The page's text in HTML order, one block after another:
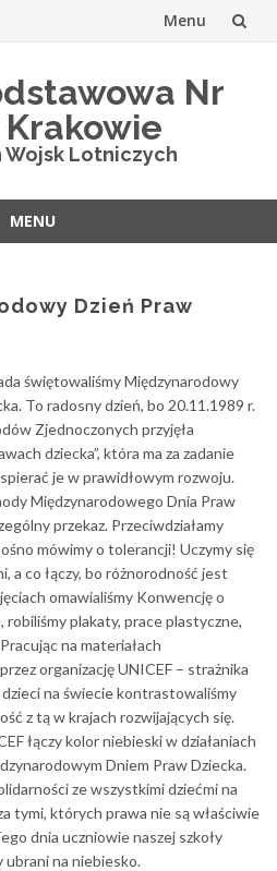
Menu
Nr
Krakowie
Wojsk Lotniczych
MENU
Dzień Praw
świętowaliśmy Międzynarodowy
To radosny dzień, bo 20.11.1989 r.
Zjednoczonych przyjęła
dziecka”, która ma za zadanie
je w prawidłowym rozwoju.
Międzynarodowego Dnia Praw
przekaz. Przeciwdziałamy
mówimy o tolerancji! Uczymy się
a co łączy, bo różnorodność jest
omawialiśmy Konwencję o
robiliśmy plakaty, prace plastyczne,
na materiałach
organizację UNICEF – strażnika
na świecie kontrastowaliśmy
z tą w krajach rozwijających się.
łączy kolor niebieski w działaniach
Dniem Praw Dziecka.
ze wszystkimi dziećmi na
tymi, których prawa nie są właściwie
dnia uczniowie naszej szkoły
ubrani na niebiesko.